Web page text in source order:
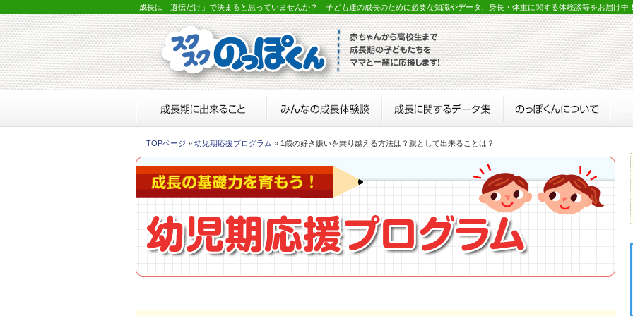
成長は「遺伝だけ」で決まると思っていませんか？ 子ども達の成長のために必要な知識やデータ、身長・体重に関する体験談等をお届け中
TOPページ » 幼児期応援プログラム » 1歳の好き嫌いを乗り越える方法は？親として出来ることは？